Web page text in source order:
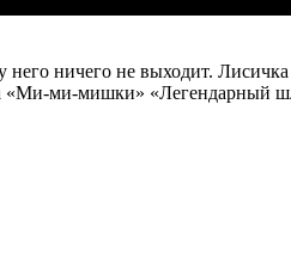
ничего не выходит. Лисичка
ми-мишки» «Легендарный